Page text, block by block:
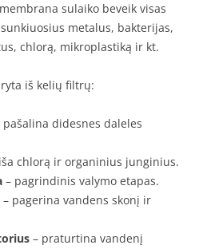
sulaiko beveik visas
metalus, bakterijas,
chlorą, mikroplastiką ir kt.
iš kelių filtrų:
pašalina didesnes daleles
chlorą ir organinius junginius.
– pagrindinis valymo etapas.
– pagerina vandens skonį ir
– praturtina vandenį